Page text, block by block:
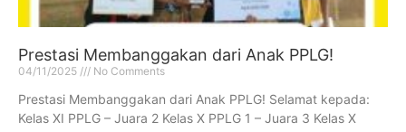
Prestasi Membanggakan dari Anak PPLG!
04/11/2025 No Comments
Prestasi Membanggakan dari Anak PPLG! Selamat kepada:
Kelas XI PPLG – Juara 2 Kelas X PPLG 1 – Juara 3 Kelas X